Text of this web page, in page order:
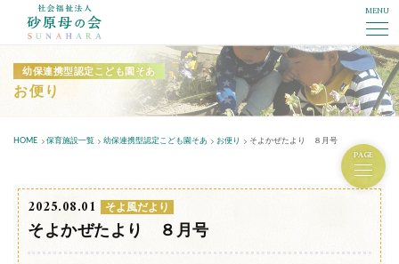
MENU
幼保連携型認定こども園そあ
お便り
HOME 保育施設一覧 幼保連携型認定こども園そあ お便り そよかぜたより ８月号
PAGE
2025.08.01 そよ風だより
そよかぜたより ８月号